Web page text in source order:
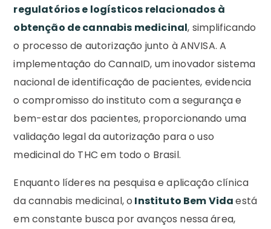
regulatórios e logísticos relacionados à
obtenção de cannabis medicinal, simplificando
o processo de autorização junto à ANVISA. A
implementação do CannaID, um inovador sistema
nacional de identificação de pacientes, evidencia
o compromisso do instituto com a segurança e
bem-estar dos pacientes, proporcionando uma
validação legal da autorização para o uso
medicinal do THC em todo o Brasil.
Enquanto líderes na pesquisa e aplicação clínica
da cannabis medicinal, o Instituto Bem Vidaestá
em constante busca por avanços nessa área,